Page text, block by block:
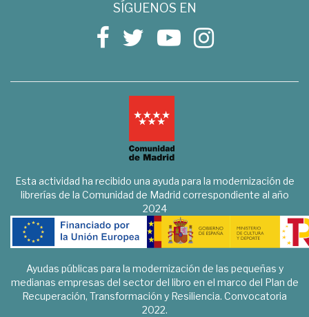
SÍGUENOS EN
Esta actividad ha recibido una ayuda para la modernización de
librerías de la Comunidad de Madrid correspondiente al año
2024
Ayudas públicas para la modernización de las pequeñas y
medianas empresas del sector del libro en el marco del Plan de
Recuperación, Transformación y Resiliencia. Convocatoria
2022.